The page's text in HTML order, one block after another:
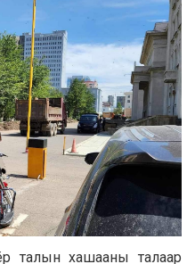
талын хашааны талаар